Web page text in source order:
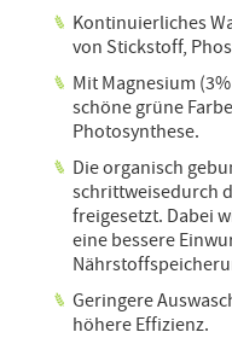
Kontinuierliches
von Stickstoff,
Mit Magnesium
schöne grüne
Photosynthese.
Die organisch
schrittweisedurch
freigesetzt. Dabei
eine bessere
Geringere
höhere Effizienz.